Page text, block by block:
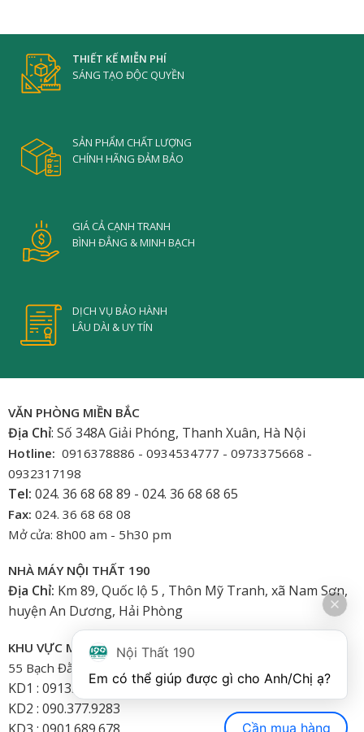
THIẾT KẾ MIỄN PHÍ
SÁNG TẠO ĐỘC QUYỀN
SẢN PHẨM CHẤT LƯỢNG
CHÍNH HÃNG ĐẢM BẢO
GIÁ CẢ CẠNH TRANH
BÌNH ĐẲNG & MINH BẠCH
DỊCH VỤ BẢO HÀNH
LÂU DÀI & UY TÍN
VĂN PHÒNG MIỀN BẮC
Địa Chỉ: Số 348A Giải Phóng, Thanh Xuân, Hà Nội
Hotline: 0916378886 - 0934534777 - 0973375668 -
0932317198
Tel: 024. 36 68 68 89 - 024. 36 68 68 65
Fax: 024. 36 68 68 08
Mở cửa: 8h00 am - 5h30 pm
NHÀ MÁY NỘI THẤT 190
Địa Chỉ: Km 89, Quốc lộ 5 , Thôn Mỹ Tranh, xã Nam Sơn,
huyện An Dương, Hải Phòng
KHU VỰC MIỀN NAM
55 Bạch Đằng, Phường 15, Bình Thạnh-HCM
KD1 : 0913.922.926
KD2 : 090.377.9283
Nội Thất 190
Cần mua hàng